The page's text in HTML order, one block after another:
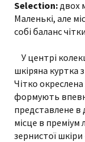
Selection: двох
Маленькі, але
собі баланс
У центрі
шкіряна куртка
Чітко окреслена
формують
представлене в
місце в преміум
зернистої шкіри